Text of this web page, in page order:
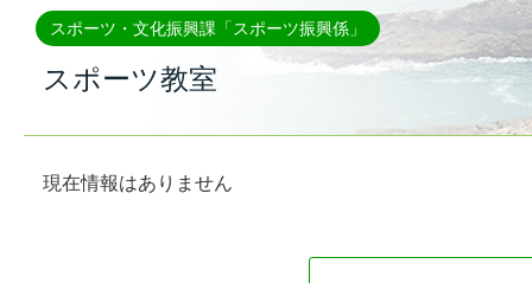
スポーツ・文化振興課「スポーツ振興係」
スポーツ教室
現在情報はありません